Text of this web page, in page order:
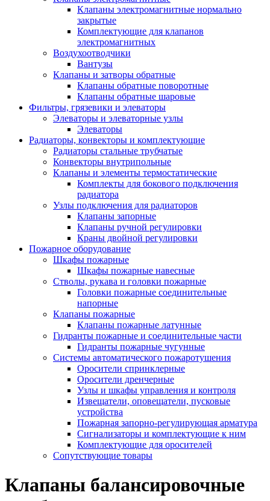
Клапаны электромагнитные нормально
закрытые
Комплектующие для клапанов
электромагнитных
Воздухоотводчики
Вантузы
Клапаны и затворы обратные
Клапаны обратные поворотные
Клапаны обратные шаровые
Фильтры, грязевики и элеваторы
Элеваторы и элеваторные узлы
Элеваторы
Радиаторы, конвекторы и комплектующие
Радиаторы стальные трубчатые
Конвекторы внутрипольные
Клапаны и элементы термостатические
Комплекты для бокового подключения
радиатора
Узлы подключения для радиаторов
Клапаны запорные
Клапаны ручной регулировки
Краны двойной регулировки
Пожарное оборудование
Шкафы пожарные
Шкафы пожарные навесные
Стволы, рукава и головки пожарные
Головки пожарные соединительные
напорные
Клапаны пожарные
Клапаны пожарные латунные
Гидранты пожарные и соединительные части
Гидранты пожарные чугунные
Системы автоматического пожаротушения
Оросители спринклерные
Оросители дренчерные
Узлы и шкафы управления и контроля
Извещатели, оповещатели, пусковые
устройства
Пожарная запорно-регулирующая арматура
Сигнализаторы и комплектующие к ним
Комплектующие для оросителей
Сопутствующие товары
Клапаны балансировочные